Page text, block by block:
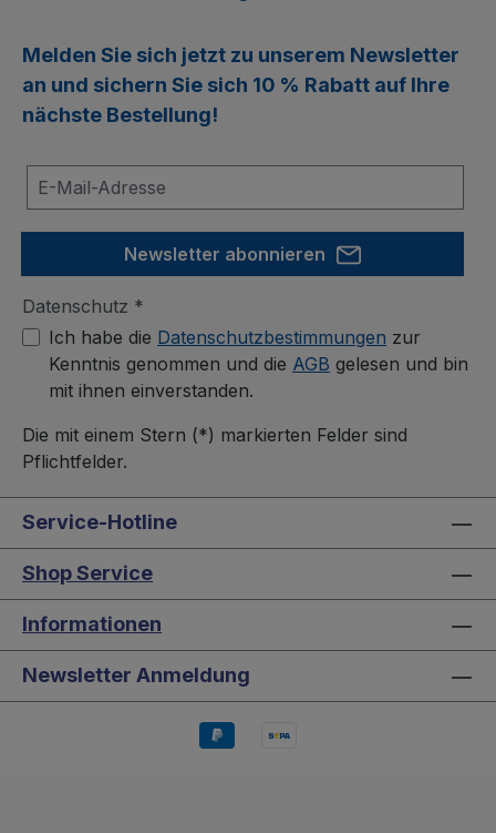
Melden Sie sich jetzt zu unserem Newsletter
an und sichern Sie sich 10 % Rabatt auf Ihre
nächste Bestellung!
Newsletter abonnieren
Datenschutz *
Ich habe die Datenschutzbestimmungen zur
Kenntnis genommen und die AGB gelesen und bin
mit ihnen einverstanden.
Die mit einem Stern (*) markierten Felder sind
Pflichtfelder.
Service-Hotline
Shop Service
Informationen
Newsletter Anmeldung